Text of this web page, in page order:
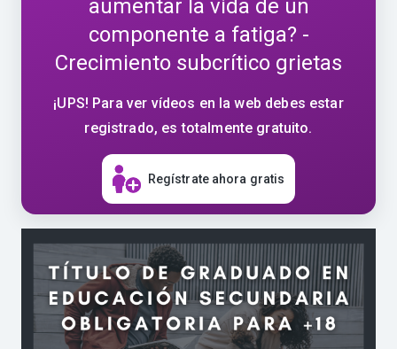
aumentar la vida de un
componente a fatiga? -
Crecimiento subcrítico grietas
¡UPS! Para ver vídeos en la web debes estar
registrado, es totalmente gratuito.
Regístrate ahora gratis